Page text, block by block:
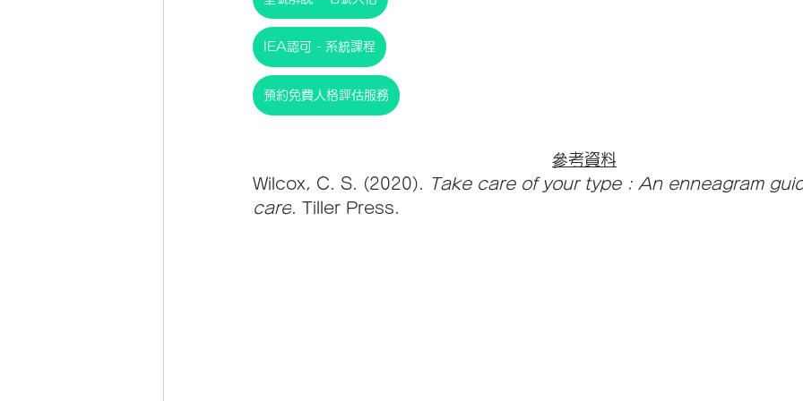
IEA認可 - 系統課程
預約免費人格評估服務
參考資料
Wilcox, C. S. (2020).
Take care of your type : An enneagram
care . Tiller Press.